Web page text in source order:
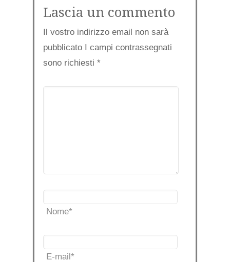
Lascia un commento
Il vostro indirizzo email non sarà
pubblicato I campi contrassegnati
sono richiesti *
Nome*
E-mail*